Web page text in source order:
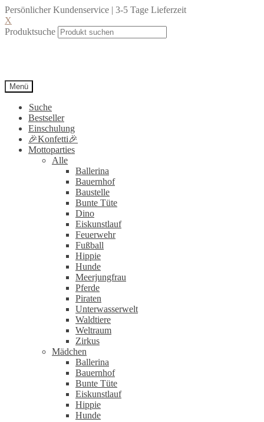
Persönlicher Kundenservice | 3-5 Tage Lieferzeit
X
Produktsuche
Menü
Suche
Bestseller
Einschulung
🎉Konfetti🎉
Mottoparties
Alle
Ballerina
Bauernhof
Baustelle
Bunte Tüte
Dino
Eiskunstlauf
Feuerwehr
Fußball
Hippie
Hunde
Meerjungfrau
Pferde
Piraten
Unterwasserwelt
Waldtiere
Weltraum
Zirkus
Mädchen
Ballerina
Bauernhof
Bunte Tüte
Eiskunstlauf
Hippie
Hunde